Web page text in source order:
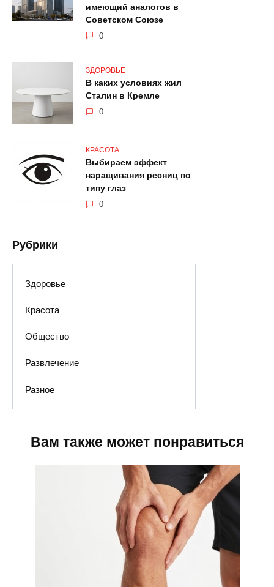
имеющий аналогов в
Советском Союзе
0
ЗДОРОВЬЕ
В каких условиях жил
Сталин в Кремле
0
КРАСОТА
Выбираем эффект
наращивания ресниц по
типу глаз
0
Рубрики
Здоровье
Красота
Общество
Развлечение
Разное
Вам также может понравиться